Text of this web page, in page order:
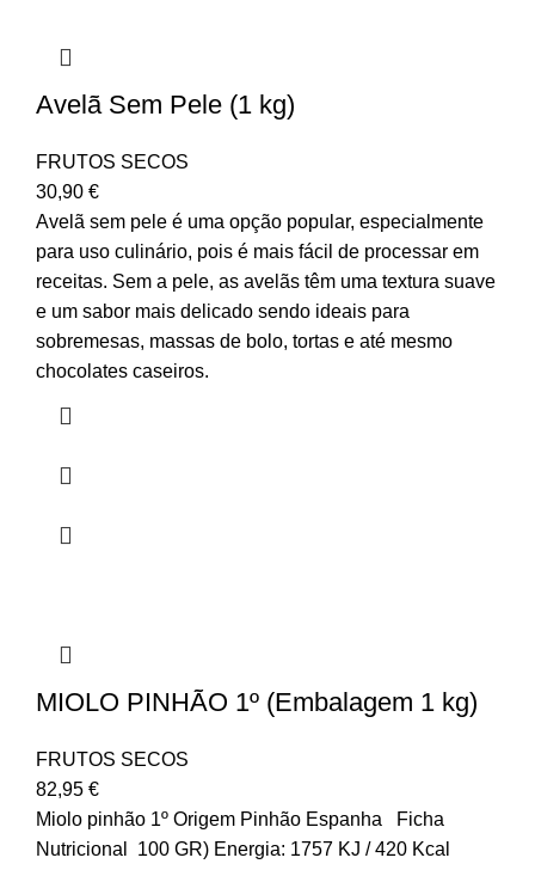
Avelã Sem Pele (1 kg)
FRUTOS SECOS
30,90 €
Avelã sem pele é uma opção popular, especialmente
para uso culinário, pois é mais fácil de processar em
receitas. Sem a pele, as avelãs têm uma textura suave
e um sabor mais delicado sendo ideais para
sobremesas, massas de bolo, tortas e até mesmo
chocolates caseiros.
MIOLO PINHÃO 1º (Embalagem 1 kg)
FRUTOS SECOS
82,95 €
Miolo pinhão 1º Origem Pinhão Espanha Ficha
Nutricional 100 GR) Energia: 1757 KJ / 420 Kcal